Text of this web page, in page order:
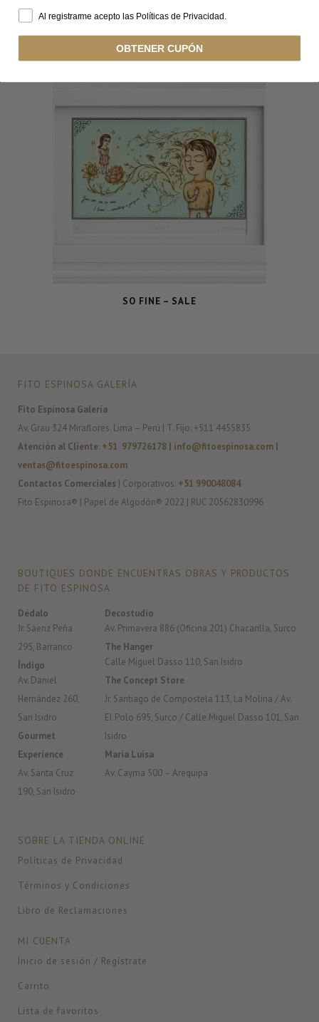
ALFOMBRA – SALE
SO FINE – SALE
FITO ESPINOSA GALERÍA
Fito Espinosa Galería
Av. Grau 324 Miraflores. Lima – Perú | T. Fijo: +511 4455835
Atención al Cliente: +51 979726178 | info@fitoespinosa.com |
ventas@fitoespinosa.com
Contactos Comerciales | Corporativos: +51 990048084
Fito Espinosa® | Papel de Algodón® 2022 | RUC 20562830996
BOUTIQUES DONDE ENCUENTRAS OBRAS Y PRODUCTOS
DE FITO ESPINOSA
Dédalo
Jr. Sáenz Peña
295, Barranco
Índigo
Av. Daniel
Hernández 260,
San Isidro
Gourmet
Experience
Av. Santa Cruz
190, San Isidro
Decostudio
Av. Primavera 886 (Oficina 201) Chacarilla, Surco
The Hanger
Calle Miguel Dasso 110, San Isidro
The Concept Store
Jr. Santiago de Compostela 113, La Molina / Av.
El Polo 695, Surco / Calle Miguel Dasso 101, San
Isidro
Maria Luisa
Av. Cayma 500 – Arequipa
SOBRE LA TIENDA ONLINE
Políticas de Privacidad
Términos y Condiciones
Libro de Reclamaciones
MI CUENTA
Inicio de sesión / Regístrate
Carrito
Lista de favoritos
Al registrarme acepto las Políticas de Privacidad.
OBTENER CUPÓN